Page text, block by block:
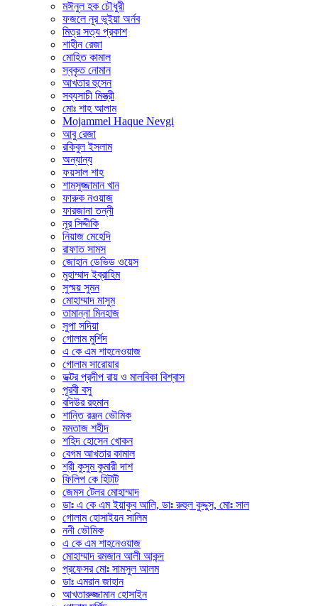
মঈনুল হক চৌধুরী
ফজলে নূর ভুইয়া অর্নব
মিত্র সত্য প্রকাশ
শাহীন রেজা
মোহিত কামাল
স্বকৃত নোমান
আখতার হুসেন
সব্যসাচী মিস্ত্রী
মোঃ শাহ আলাম
Mojammel Haque Nevgi
আবু রেজা
রকিবুল ইসলাম
অন্যান্য
ফয়সাল শাহ
শামসুজ্জামান খান
ফারুক নওয়াজ
ফারজানা তন্নী
নূর সিদ্দীকি
নিয়াজ মেহেদি
রাফাত সামস
জোহান ডেভিড ওয়েস
মুহাম্মাদ ইব্রাহিম
সুস্ময় সুমন
মোহাম্মাদ মাসুম
তামান্না মিনহাজ
সুপা সদিয়া
গোলাম মুর্শিদ
এ কে এম শাহনেওয়াজ
গোলাম সারোয়ার
ডক্টর প্রদীপ রায় ও মালবিকা বিশ্বাস
পূরবী বসু
বদিউর রহমান
শান্তি রঞ্জন ভৌমিক
মমতাজ শহীদ
শহিদ হোসেন খোকন
বেগম আখতার কামাল
শ্রী কুসুম কুমারী দাশ
ফিলিপ কে হিটটি
জেমস টেলর মোহাম্মাদ
ডাঃ এ কে এম ইয়াকুব আলি, ডাঃ রুহুল কুদ্দুস, মোঃ সাল
গোলাম হোসাইয়ন সালিম
ননী ভৌমিক
এ কে এম শাহনেওয়াজ
মোহাম্মাদ রমজান আলী আকন্দ
প্রফেসর মোঃ সামসুল আলম
ডাঃ এমরান জাহান
আখতারুজ্জামান হোসাইন